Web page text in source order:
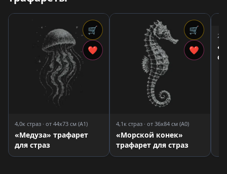
🛒
❤
4,0к страз · от 44x73 см (A1)
«Медуза» трафарет
для страз
🛒
❤
4,1к страз · от 36x84 см (A0)
«Морской конек»
трафарет для страз